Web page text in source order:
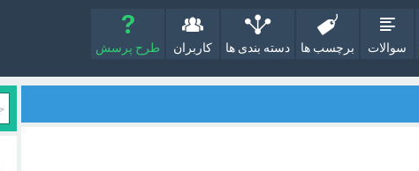
سوالات برچسب ها دسته بندی ها کاربران طرح پرسش